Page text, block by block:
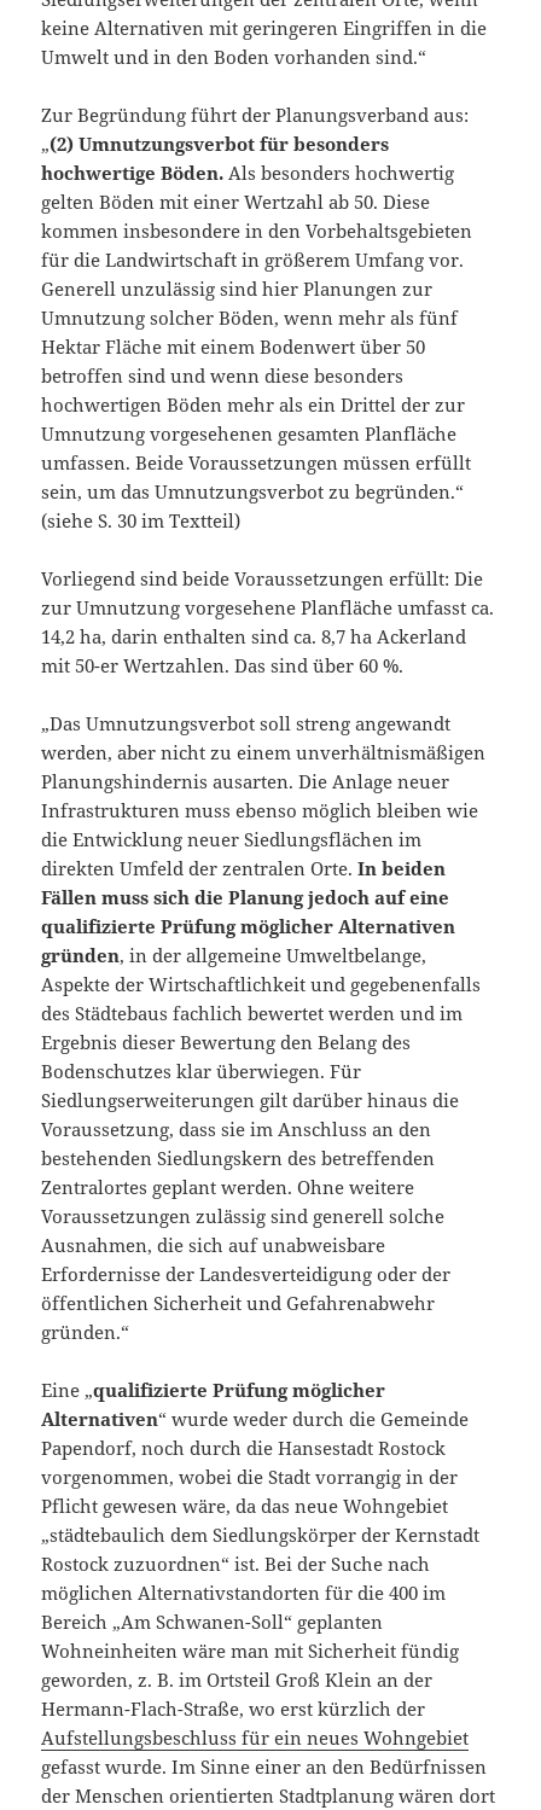
keine Alternativen mit geringeren Eingriffen in die
Umwelt und in den Boden vorhanden sind.“
Zur Begründung führt der Planungsverband aus:
„(2) Umnutzungsverbot für besonders
hochwertige Böden. Als besonders hochwertig
gelten Böden mit einer Wertzahl ab 50. Diese
kommen insbesondere in den Vorbehaltsgebieten
für die Landwirtschaft in größerem Umfang vor.
Generell unzulässig sind hier Planungen zur
Umnutzung solcher Böden, wenn mehr als fünf
Hektar Fläche mit einem Bodenwert über 50
betroffen sind und wenn diese besonders
hochwertigen Böden mehr als ein Drittel der zur
Umnutzung vorgesehenen gesamten Planfläche
umfassen. Beide Voraussetzungen müssen erfüllt
sein, um das Umnutzungsverbot zu begründen.“
(siehe S. 30 im Textteil)
Vorliegend sind beide Voraussetzungen erfüllt: Die
zur Umnutzung vorgesehene Planfläche umfasst ca.
14,2 ha, darin enthalten sind ca. 8,7 ha Ackerland
mit 50-er Wertzahlen. Das sind über 60 %.
„Das Umnutzungsverbot soll streng angewandt
werden, aber nicht zu einem unverhältnismäßigen
Planungshindernis ausarten. Die Anlage neuer
Infrastrukturen muss ebenso möglich bleiben wie
die Entwicklung neuer Siedlungsflächen im
direkten Umfeld der zentralen Orte.In beiden
Fällen muss sich die Planung jedoch auf eine
qualifizierte Prüfung möglicher Alternativen
gründen, in der allgemeine Umweltbelange,
Aspekte der Wirtschaftlichkeit und gegebenenfalls
des Städtebaus fachlich bewertet werden und im
Ergebnis dieser Bewertung den Belang des
Bodenschutzes klar überwiegen. Für
Siedlungserweiterungen gilt darüber hinaus die
Voraussetzung, dass sie im Anschluss an den
bestehenden Siedlungskern des betreffenden
Zentralortes geplant werden. Ohne weitere
Voraussetzungen zulässig sind generell solche
Ausnahmen, die sich auf unabweisbare
Erfordernisse der Landesverteidigung oder der
öffentlichen Sicherheit und Gefahrenabwehr
gründen.“
Eine „qualifizierte Prüfung möglicher
Alternativen“ wurde weder durch die Gemeinde
Papendorf, noch durch die Hansestadt Rostock
vorgenommen, wobei die Stadt vorrangig in der
Pflicht gewesen wäre, da das neue Wohngebiet
„städtebaulich dem Siedlungskörper der Kernstadt
Rostock zuzuordnen“ ist. Bei der Suche nach
möglichen Alternativstandorten für die 400 im
Bereich „Am Schwanen-Soll“ geplanten
Wohneinheiten wäre man mit Sicherheit fündig
geworden, z. B. im Ortsteil Groß Klein an der
Hermann-Flach-Straße, wo erst kürzlich der
Aufstellungsbeschluss für ein neues Wohngebiet
gefasst wurde. Im Sinne einer an den Bedürfnissen
der Menschen orientierten Stadtplanung wären dort